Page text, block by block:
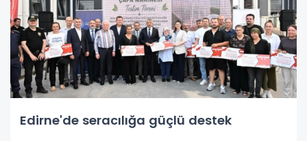
Edirne'de seracılığa güçlü destek